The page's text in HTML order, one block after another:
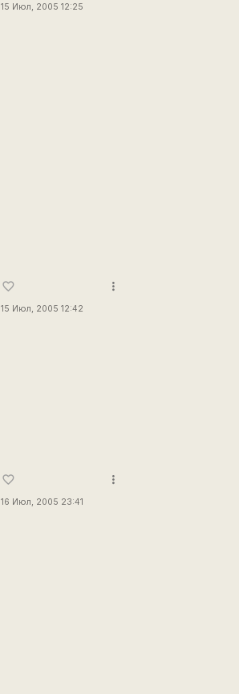
15 Июл, 2005 12:25
favorite_border
15 Июл, 2005 12:42
more_vert
favorite_border
16 Июл, 2005 23:41
more_vert